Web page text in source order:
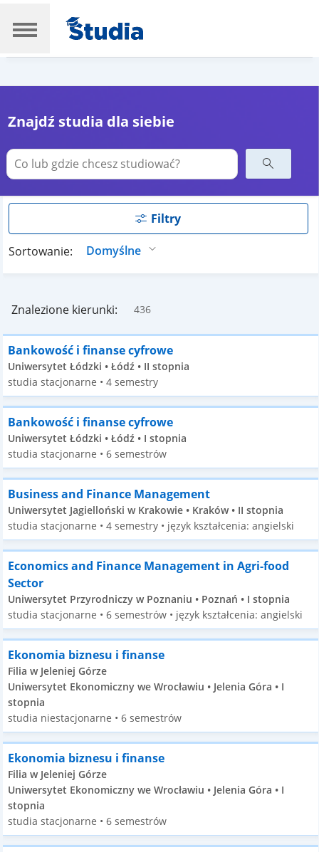
Znajdź studia dla siebie
Filtry
Sortowanie:
Znalezione kierunki: 436
Bankowość i finanse cyfrowe
Uniwersytet Łódzki • Łódź • II stopnia
studia stacjonarne • 4 semestry
Bankowość i finanse cyfrowe
Uniwersytet Łódzki • Łódź • I stopnia
studia stacjonarne • 6 semestrów
Business and Finance Management
Uniwersytet Jagielloński w Krakowie • Kraków • II stopnia
studia stacjonarne • 4 semestry • język kształcenia: angielski
Economics and Finance Management in Agri-food
Sector
Uniwersytet Przyrodniczy w Poznaniu • Poznań • I stopnia
studia stacjonarne • 6 semestrów • język kształcenia: angielski
Ekonomia biznesu i finanse
Filia w Jeleniej Górze
Uniwersytet Ekonomiczny we Wrocławiu • Jelenia Góra • I
stopnia
studia niestacjonarne • 6 semestrów
Ekonomia biznesu i finanse
Filia w Jeleniej Górze
Uniwersytet Ekonomiczny we Wrocławiu • Jelenia Góra • I
stopnia
studia stacjonarne • 6 semestrów